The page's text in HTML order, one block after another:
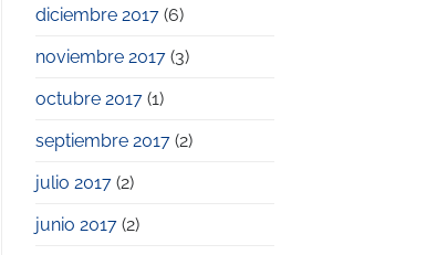
diciembre 2017(6)
noviembre 2017(3)
octubre 2017(1)
septiembre 2017(2)
julio 2017(2)
junio 2017(2)